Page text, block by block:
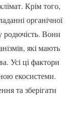
Крім того,
органічної
родючість. Вони
які мають
Усі ці фактори
екосистеми.
та зберігати